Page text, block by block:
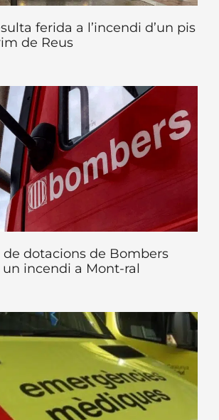
ferida a l’incendi d’un pis
de Reus
dotacions de Bombers
incendi a Mont-ral